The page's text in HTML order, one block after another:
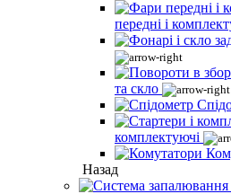
передні і
та скло
комплектуючі
Назад